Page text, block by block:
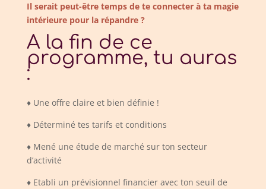
Il serait peut-être temps de te connecter à ta magie
intérieure pour la répandre ?
A la fin de ce
programme, tu auras
:
♦ Une offre claire et bien définie !
♦ Déterminé tes tarifs et conditions
♦ Mené une étude de marché sur ton secteur
d’activité
♦ Etabli un prévisionnel financier avec ton seuil de